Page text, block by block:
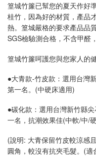
篁城竹簾已幫您的夏天作好
桂竹，因為好的材質，產品
熱。篁城嚴格的要求產品品
SGS檢驗測合格，不含甲醛
篁城竹簾呵護您與您家人的
●大青款-竹皮款：選用台灣
第一名。(中硬床適用)
●碳化款：選用台灣新竹縣
一名，抗潮效果佳(中軟/中/
(說明: 大青保留竹皮較涼感
圓角，較沒有抗夾毛髮。(適